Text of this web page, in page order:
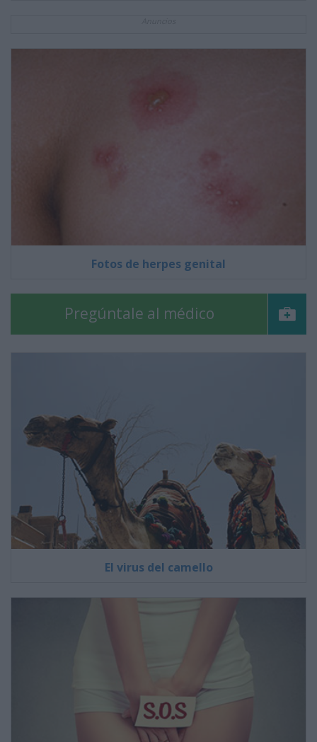
Fotos de herpes genital
Pregúntale al médico
El virus del camello